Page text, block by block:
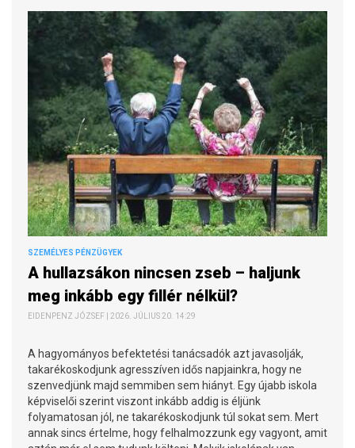
SZEMÉLYES PÉNZÜGYEK
A hullazsákon nincsen zseb – haljunk
meg inkább egy fillér nélkül?
EIDENPENZ JÓZSEF | 2026. JÚLIUS 20. 14:29
A hagyományos befektetési tanácsadók azt javasolják,
takarékoskodjunk agresszíven idős napjainkra, hogy ne
szenvedjünk majd semmiben sem hiányt. Egy újabb iskola
képviselői szerint viszont inkább addig is éljünk
folyamatosan jól, ne takarékoskodjunk túl sokat sem. Mert
annak sincs értelme, hogy felhalmozzunk egy vagyont, amit